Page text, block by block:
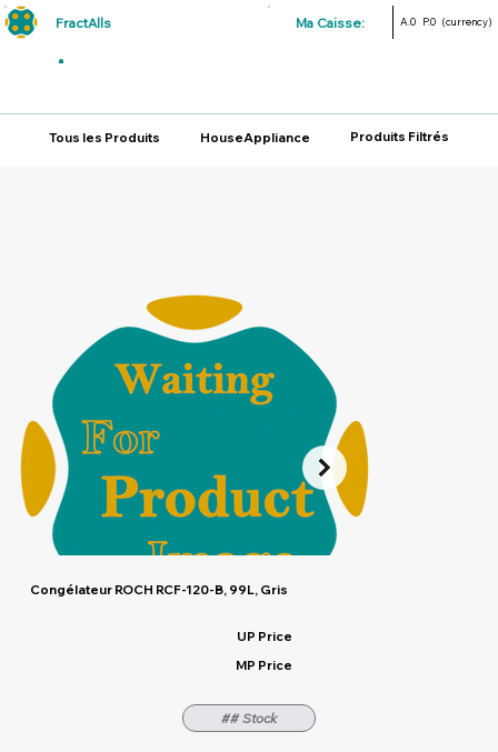
FractAlls Ma Caisse: A.0 P.0 (currency)
Tous les Produits HouseAppliance Produits Filtrés
Congélateur ROCH RCF-120-B, 99L, Gris
UP Price
MP Price
## Stock